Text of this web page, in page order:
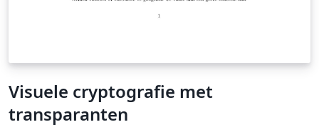
Visuele cryptografie met
transparanten